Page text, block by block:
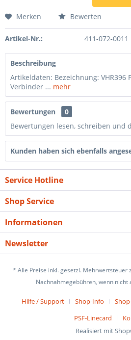
Merken Bewerten
Artikel-Nr.: 411-072-0011
Beschreibung
Artikeldaten: Bezeichnung:
Verbinder ... mehr
Bewertungen
0
Bewertungen lesen, schreiben und
Kunden haben sich ebenfalls
Service Hotline
Shop Service
Informationen
Newsletter
* Alle Preise inkl. gesetzl. Mehrwertsteuer
Nachnahmegebühren, wenn nicht
Hilfe / Support Shop-Info
PSF-Linecard
Realisiert mit